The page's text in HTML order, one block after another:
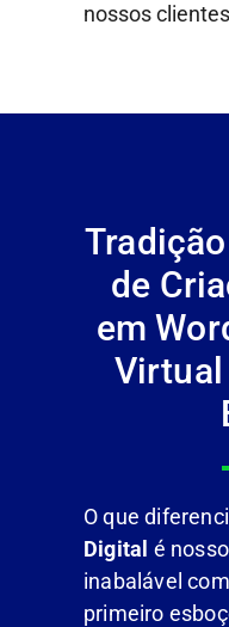
nossos
de
em
Virtual
O que
Digital é
inabalável
primeiro